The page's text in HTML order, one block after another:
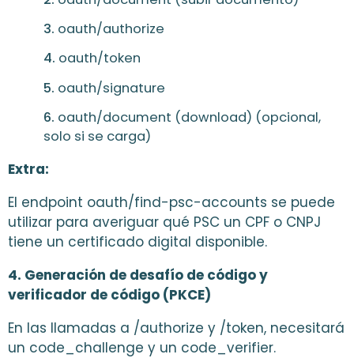
oauth/authorize
oauth/token
oauth/signature
oauth/document (download) (opcional,
solo si se carga)
Extra:
El endpoint oauth/find-psc-accounts se puede
utilizar para averiguar qué PSC un CPF o CNPJ
tiene un certificado digital disponible.
4. Generación de desafío de código y
verificador de código (PKCE)
En las llamadas a /authorize y /token, necesitará
un code_challenge y un code_verifier.